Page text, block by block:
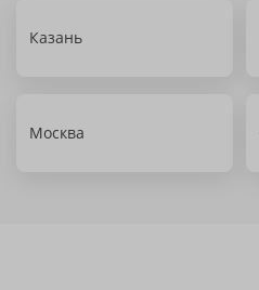
Казань
Москва